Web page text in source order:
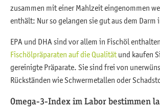
zusammen mit einer Mahlzeit eingenommen
enthält: Nur so gelangen sie gut aus dem Darm
EPA und DHA sind vor allem in Fischöl
Fischölpräparaten auf die Qualität und kaufen
gereinigte Präparate. Sie sind frei von
Rückständen wie Schwermetallen oder
Omega-3-Index im Labor bestimmen